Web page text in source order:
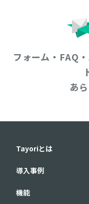
フォーム・FAQ
あ
Tayoriとは
導入事例
機能